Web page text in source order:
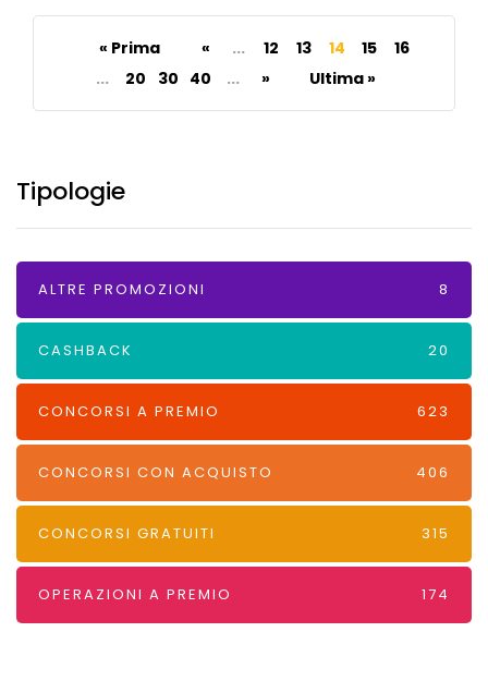
« Prima « ... 12 13 14 15
16
...
20 30 40 ... » Ultima »
Tipologie
ALTRE PROMOZIONI 8
CASHBACK 20
CONCORSI A PREMIO 623
CONCORSI CON ACQUISTO 406
CONCORSI GRATUITI 315
OPERAZIONI A PREMIO 174